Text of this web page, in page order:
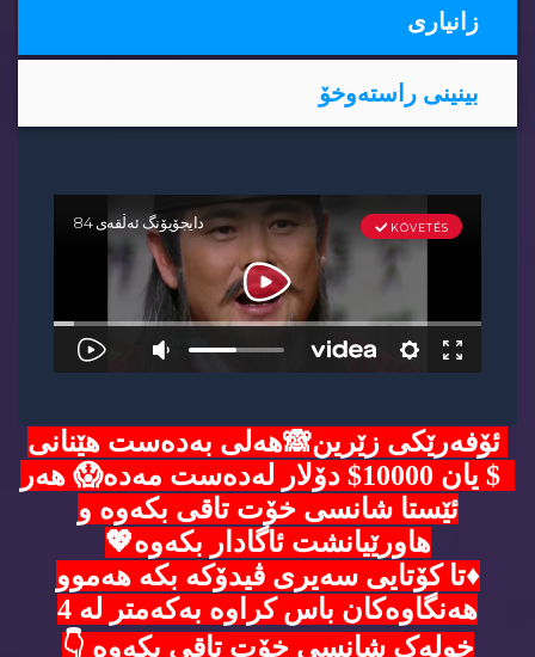
زانیاری
بینینی راسته‌وخۆ
ئۆفەرێکی زێرین🙈هەلی بەدەست هێنانی
5$ یان 10000$ دۆلار لەدەست مەدە😱 هەر
ئێستا شانسی خۆت تاقی بکەوە و
هاورێیانشت ئاگادار بکەوە💖
♦️تا کۆتایی سەیری ڤیدۆکە بکە هەموو
هەنگاوەکان باس کراوە بەکەمتر لە 4
خولەک شانسی خۆت تاقی بکەوە 👇